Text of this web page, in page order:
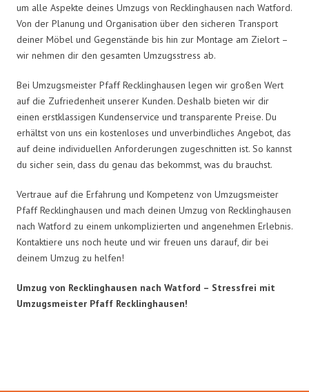
um alle Aspekte deines Umzugs von Recklinghausen nach Watford.
Von der Planung und Organisation über den sicheren Transport
deiner Möbel und Gegenstände bis hin zur Montage am Zielort –
wir nehmen dir den gesamten Umzugsstress ab.
Bei Umzugsmeister Pfaff Recklinghausen legen wir großen Wert
auf die Zufriedenheit unserer Kunden. Deshalb bieten wir dir
einen erstklassigen Kundenservice und transparente Preise. Du
erhältst von uns ein kostenloses und unverbindliches Angebot, das
auf deine individuellen Anforderungen zugeschnitten ist. So kannst
du sicher sein, dass du genau das bekommst, was du brauchst.
Vertraue auf die Erfahrung und Kompetenz von Umzugsmeister
Pfaff Recklinghausen und mach deinen Umzug von Recklinghausen
nach Watford zu einem unkomplizierten und angenehmen Erlebnis.
Kontaktiere uns noch heute und wir freuen uns darauf, dir bei
deinem Umzug zu helfen!
Umzug von Recklinghausen nach Watford – Stressfrei mit
Umzugsmeister Pfaff Recklinghausen!